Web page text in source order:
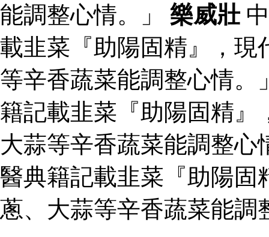
能調整心情。」 樂威壯
載韭菜『助陽固精』，現
等辛香蔬菜能調整心情。
籍記載韭菜『助陽固精』
大蒜等辛香蔬菜能調整
醫典籍記載韭菜『助陽固
蔥、大蒜等辛香蔬菜能調